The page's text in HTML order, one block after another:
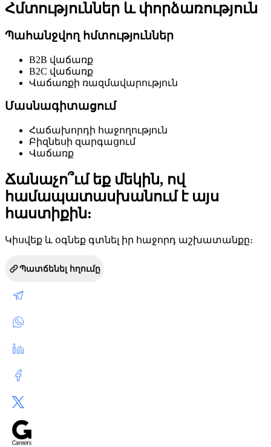
Հմտություններ և փորձառություն
Պահանջվող հմտություններ
B2B վաճառք
B2C վաճառք
Վաճառքի ռազմավարություն
Մասնագիտացում
Հաճախորդի հաջողություն
Բիզնեսի զարգացում
Վաճառք
Ճանաչո՞ւմ եք մեկին, ով
համապատասխանում է այս
հաստիքին:
Կիսվեք և օգնեք գտնել իր հաջորդ աշխատանքը։
Պատճենել հղումը